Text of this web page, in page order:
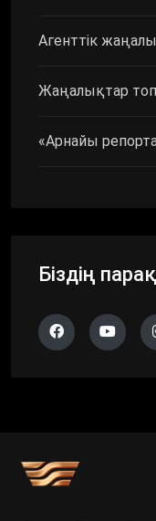
Агенттік
Жаңалықтар
«Арнайы
Біздің